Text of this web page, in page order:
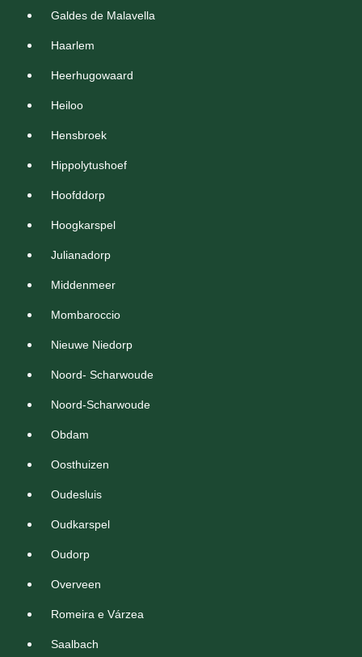
Galdes de Malavella
Haarlem
Heerhugowaard
Heiloo
Hensbroek
Hippolytushoef
Hoofddorp
Hoogkarspel
Julianadorp
Middenmeer
Mombaroccio
Nieuwe Niedorp
Noord- Scharwoude
Noord-Scharwoude
Obdam
Oosthuizen
Oudesluis
Oudkarspel
Oudorp
Overveen
Romeira e Várzea
Saalbach